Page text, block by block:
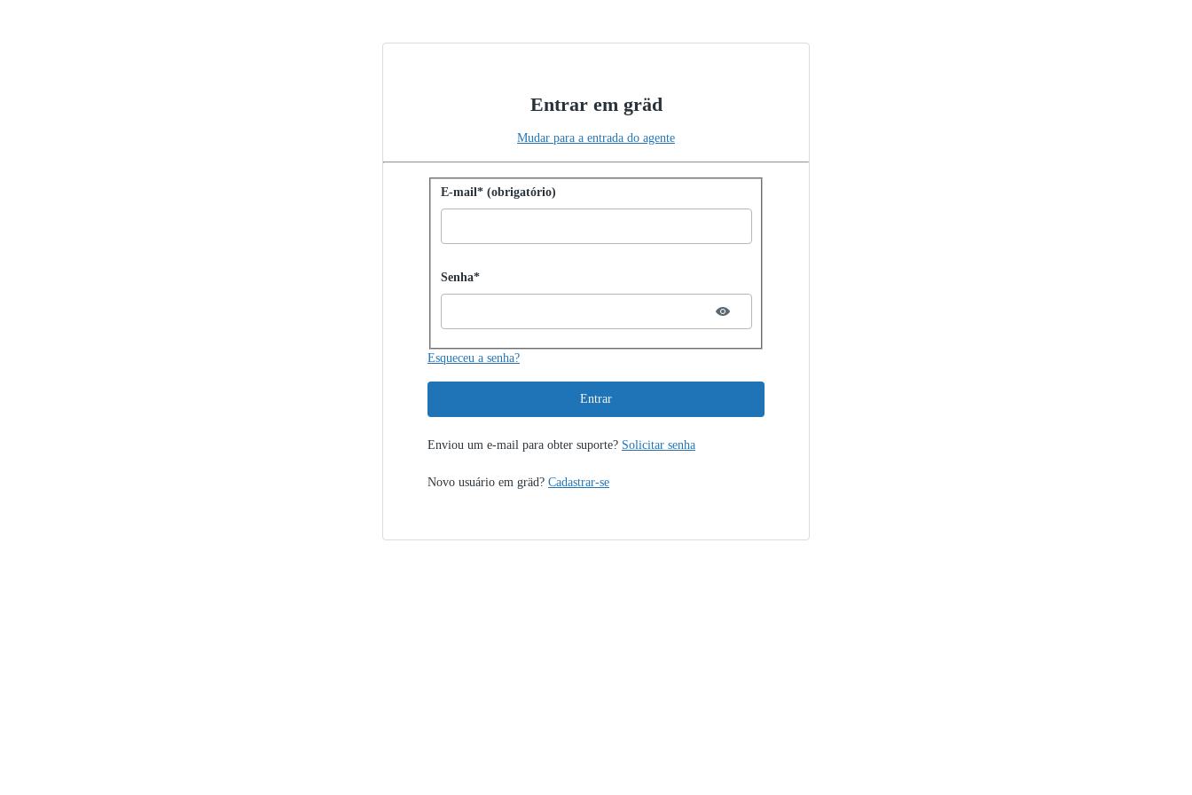
Entrar em gräd
Mudar para a entrada do agente
Entrar com senha
E-mail* (obrigatório)
Password hidden
Senha*
Esqueceu a senha?
Entrar
Enviou um e-mail para obter suporte? Solicitar senha
Novo usuário em gräd? Cadastrar-se